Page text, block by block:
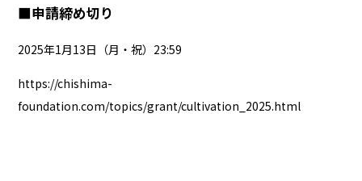
■申請締め切り
2025年1月13日（月・祝）23:59
https://chishima-
foundation.com/topics/grant/cultivation_2025.html